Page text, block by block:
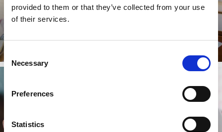
provided to them or that they’ve collected from your use
of their services.
Selection
Necessary
Preferences
Statistics
Cykelvenlig indkvartering